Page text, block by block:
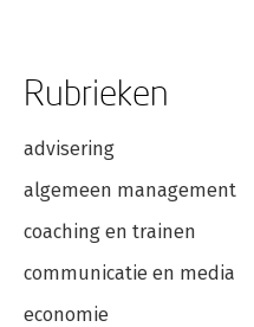
Rubrieken
advisering
algemeen management
coaching en trainen
communicatie en media
economie